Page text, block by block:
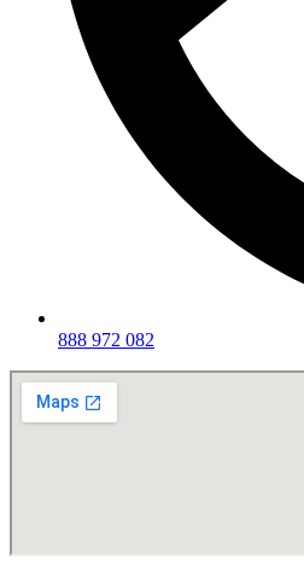
888 972 082